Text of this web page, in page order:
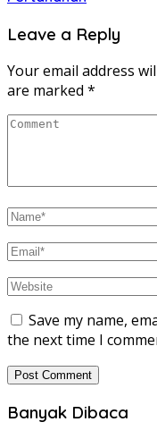
Leave a Reply
Your email address
are marked *
Save my name,
the next time I
Banyak Dibaca